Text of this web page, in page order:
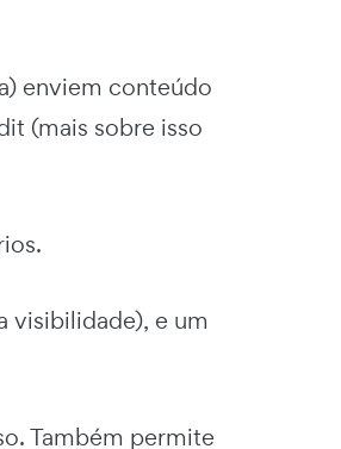
enviem conteúdo
(mais sobre isso
visibilidade), e um
Também permite